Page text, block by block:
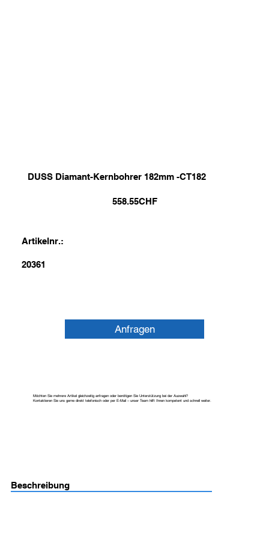
DUSS Diamant-Kernbohrer 182mm -CT182
558.55CHF
Artikelnr.:
20361
Anfragen
Möchten Sie mehrere Artikel gleichzeitig anfragen oder benötigen Sie Unterstützung bei der Auswahl?
Kontaktieren Sie uns gerne direkt telefonisch oder per E-Mail – unser Team hilft Ihnen kompetent und schnell weiter.
Beschreibung